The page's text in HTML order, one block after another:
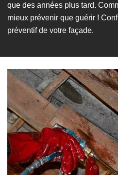
que des années plus tard.
mieux prévenir que guérir !
préventif de votre façade.